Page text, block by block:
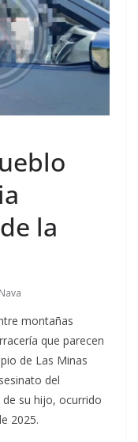
la
montañas
que parecen
de Las Minas
del
su hijo, ocurrido
2025.